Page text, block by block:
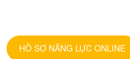
HỒ SƠ NĂNG LỰC ONLINE